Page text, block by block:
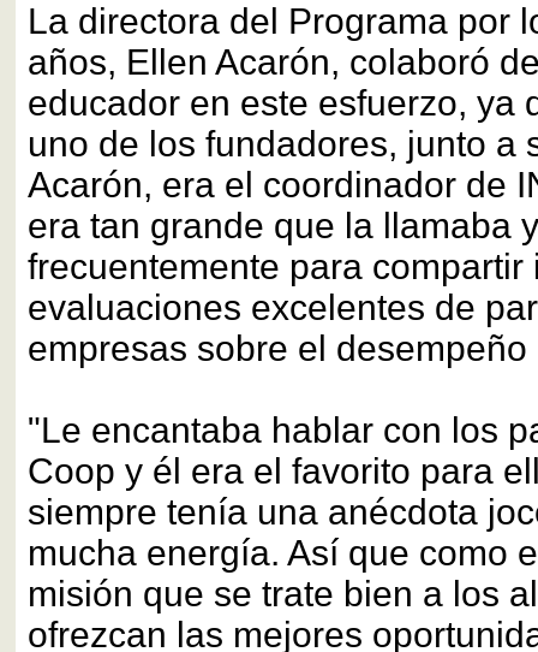
La directora del Programa por
años, Ellen Acarón, colaboró
educador en este esfuerzo, ya
uno de los fundadores, junto a
Acarón, era el coordinador de
era tan grande que la llamaba
frecuentemente para compartir
evaluaciones excelentes de
empresas sobre el
"Le encantaba hablar con los
Coop y él era el favorito para
siempre tenía una anécdota
mucha energía. Así que como
misión que se trate bien a los
ofrezcan las mejores